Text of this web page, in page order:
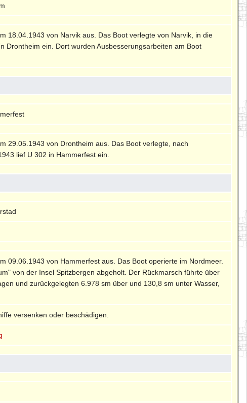
18.04.1943 von Narvik aus. Das Boot verlegte von Narvik, in die
Drontheim ein. Dort wurden Ausbesserungsarbeiten am Boot
29.05.1943 von Drontheim aus. Das Boot verlegte, nach
lief U 302 in Hammerfest ein.
09.06.1943 von Hammerfest aus. Das Boot operierte im Nordmeer.
von der Insel Spitzbergen abgeholt. Der Rückmarsch führte über
und zurückgelegten 6.978 sm über und 130,8 sm unter Wasser,
versenken oder beschädigen.